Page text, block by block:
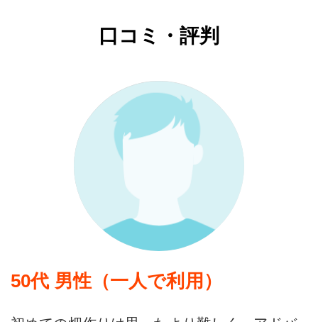
口コミ・評判
50代 男性（一人で利用）